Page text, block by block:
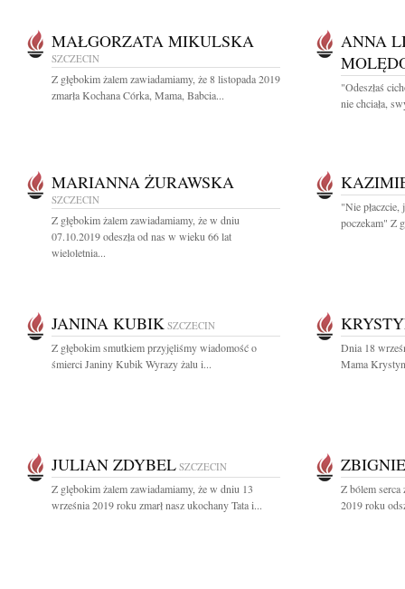
MAŁGORZATA MIKULSKA
SZCZECIN
Z głębokim żalem zawiadamiamy, że 8 listopada 2019
zmarła Kochana Córka, Mama, Babcia...
ANNA
"Odeszłaś
nie chciała,
MARIANNA ŻURAWSKA
SZCZECIN
Z głębokim żalem zawiadamiamy, że w dniu
07.10.2019 odeszła od nas w wieku 66 lat
wieloletnia...
"Nie
poczekam" Z
JANINA KUBIK SZCZECIN
Z głębokim smutkiem przyjęliśmy wiadomość o
śmierci Janiny Kubik Wyrazy żalu i...
Dnia 18
Mama
JULIAN ZDYBEL SZCZECIN
Z glębokim żalem zawiadamiamy, że w dniu 13
września 2019 roku zmarł nasz ukochany Tata i...
Z bólem serca
2019 roku